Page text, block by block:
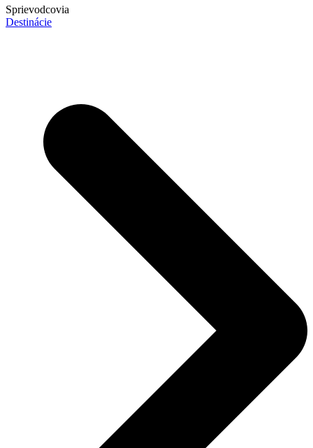
Sprievodcovia
Destinácie